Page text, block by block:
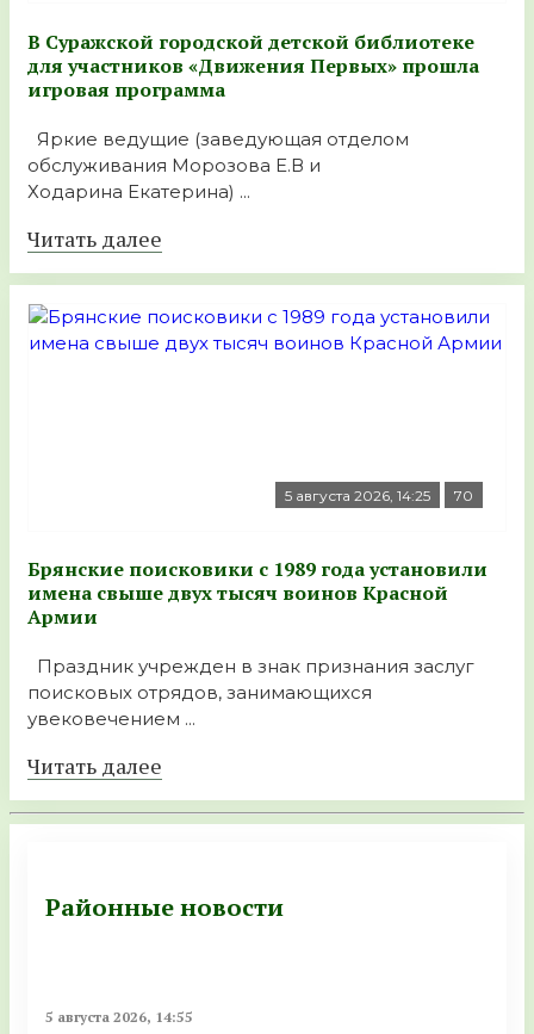
В Суражской городской детской библиотеке
для участников «Движения Первых» прошла
игровая программа
Яркие ведущие (заведующая отделом
обслуживания Морозова Е.В и
Ходарина Екатерина) ...
Читать далее
5 августа 2026, 14:25 70
Брянские поисковики с 1989 года установили
имена свыше двух тысяч воинов Красной
Армии
Праздник учрежден в знак признания заслуг
поисковых отрядов, занимающихся
увековечением ...
Читать далее
Районные новости
5 августа 2026, 14:55